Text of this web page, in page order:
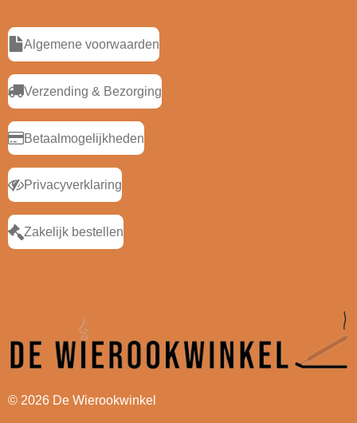
Algemene voorwaarden
Verzending & Bezorging
Betaalmogelijkheden
Privacyverklaring
Zakelijk bestellen
© 2026 De Wierookwinkel